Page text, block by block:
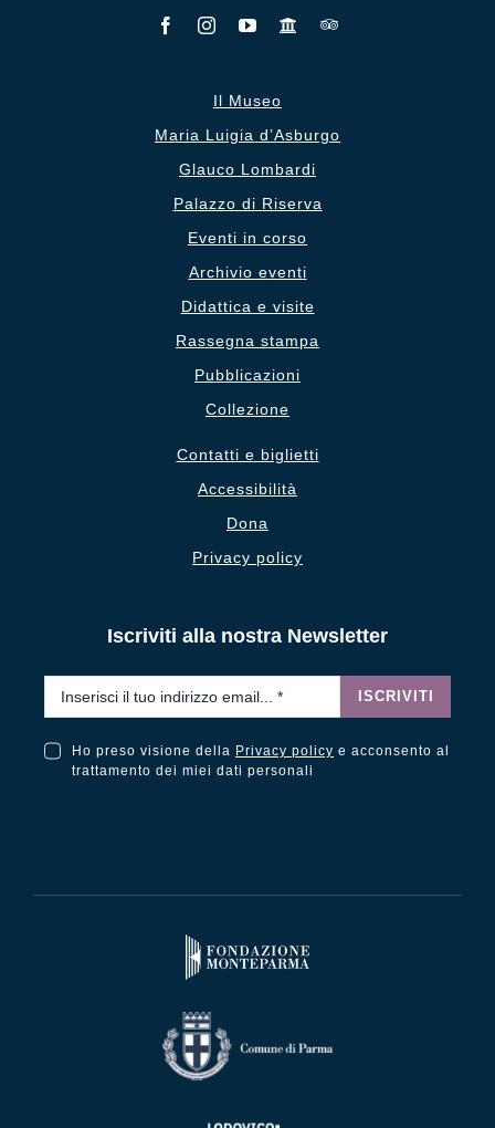
Il Museo
Maria Luigia d’Asburgo
Glauco Lombardi
Palazzo di Riserva
Eventi in corso
Archivio eventi
Didattica e visite
Rassegna stampa
Pubblicazioni
Collezione
Contatti e biglietti
Accessibilità
Dona
Privacy policy
Iscriviti alla nostra Newsletter
ISCRIVITI
Ho preso visione della Privacy policy e acconsento al
trattamento dei miei dati personali